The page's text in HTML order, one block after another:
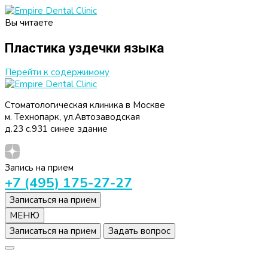
Вы читаете
Пластика уздечки языка
Перейти к содержимому
Empire Dental Clinic
Стоматологическая клиника
Стоматологическая клиника в Москве
м. Технопарк, ул.Автозаводская
д.23 с.931 синее здание
Запись на прием
+7 (495) 175-27-27
Записаться на прием
МЕНЮ
Записаться на прием
Задать вопрос